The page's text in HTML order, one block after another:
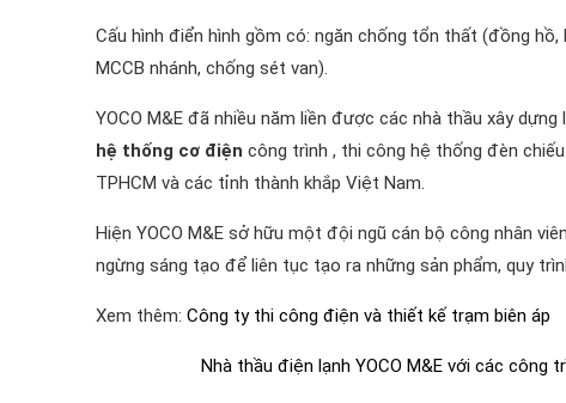
Cấu hình điển hình gồm có: ngăn chống tổn thất (đồng
MCCB nhánh, chống sét van).
YOCO M&E đã nhiều năm liền được các nhà thầu xây
hệ thống cơ điện công trình , thi công hệ thống đèn
TPHCM và các tỉnh thành khắp Việt Nam.
Hiện YOCO M&E sở hữu một đội ngũ cán bộ công nhân
ngừng sáng tạo để liên tục tạo ra những sản phẩm, quy
Xem thêm: Công ty thi công điện và thiết kế trạm biên áp
Nhà thầu điện lạnh YOCO M&E với các công